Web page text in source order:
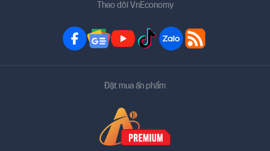
Theo dõi VnEconomy
Đặt mua ấn phẩm